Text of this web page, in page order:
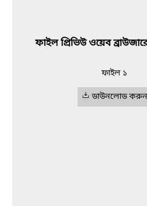
ফাইল প্রিভিউ ওয়েব
ফাইল ১
ডাউনলোড করুন